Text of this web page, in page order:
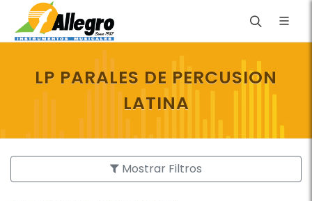
LP PARALES DE PERCUSION
LATINA
Mostrar Filtros